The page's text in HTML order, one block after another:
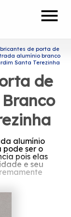
menu
de porta de
alumínio branco
Santa Terezinha
de
alumínio
pode ser o
pois elas
e seu
de